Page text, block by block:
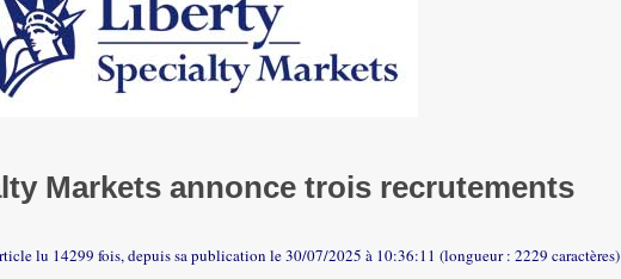
Markets annonce trois recrutements
lu 14299 fois, depuis sa publication le 30/07/2025 à 10:36:11 (longueur : 2229 caractères)